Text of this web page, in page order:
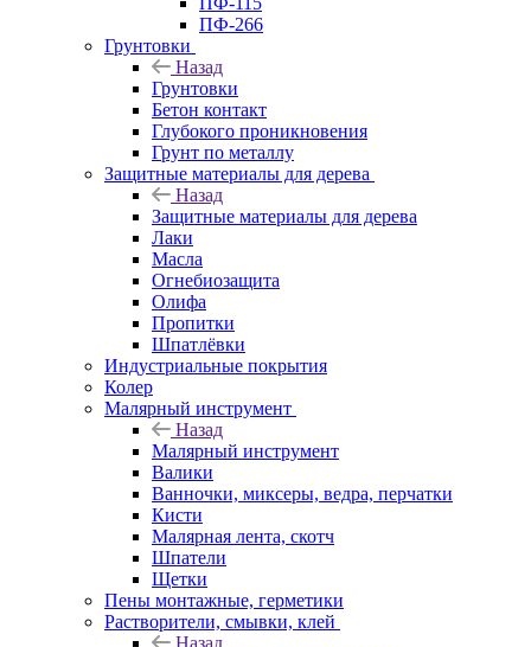
ПФ-266
Грунтовки
Назад
Грунтовки
Бетон контакт
Глубокого проникновения
Грунт по металлу
Защитные материалы для дерева
Назад
Защитные материалы для дерева
Лаки
Масла
Огнебиозащита
Олифа
Пропитки
Шпатлёвки
Индустриальные покрытия
Колер
Малярный инструмент
Назад
Малярный инструмент
Валики
Ванночки, миксеры, ведра, перчатки
Кисти
Малярная лента, скотч
Шпатели
Щетки
Пены монтажные, герметики
Растворители, смывки, клей
Назад